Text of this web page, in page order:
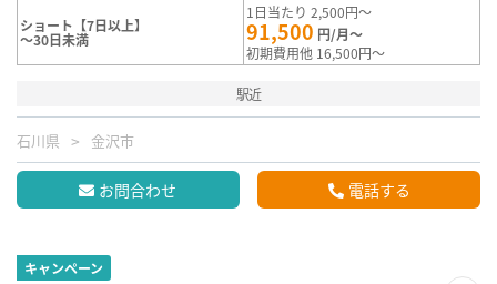
ショート【7日以上】
～30日未満
1日当たり 2,500円～
91,500 円/月～
初期費用他 16,500円～
駅近
石川県 金沢市
お問合わせ 電話する
キャンペーン